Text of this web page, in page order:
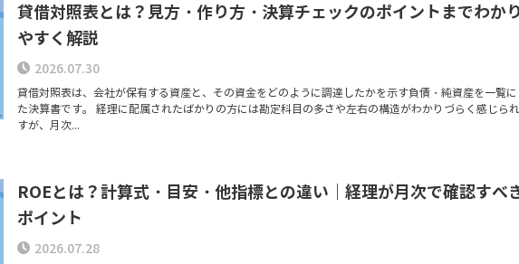
貸借対照表とは？見方・作り方・決算チェックのポイントまでわかり
やすく解説
2026.07.30
貸借対照表は、会社が保有する資産と、その資金をどのように調達したかを示す負債・純資産を一覧に
た決算書です。 経理に配属されたばかりの方には勘定科目の多さや左右の構造がわかりづらく感じら
すが、月次...
ROEとは？計算式・目安・他指標との違い｜経理が月次で確認すべ
ポイント
2026.07.28